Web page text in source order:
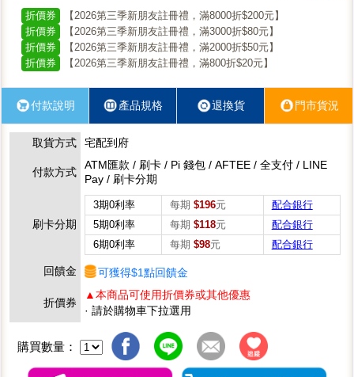
折價券
【2026第三季新朋友註冊禮，滿8000折$200元】
折價券
【2026第三季新朋友註冊禮，滿3000折$80元】
折價券
【2026第三季新朋友註冊禮，滿2000折$50元】
折價券
【2026第三季新朋友註冊禮，滿800折$20元】
付款說明 產品規格 退換貨 門市貨況
取貨方式 宅配到府
付款方式
ATM匯款 / 刷卡 / Pi 錢包 / AFTEE / 全支付 / LINE
Pay / 刷卡分期
刷卡分期
3期0利率 每期 $196元
配合銀行
5期0利率
每期 $118元
配合銀行
6期0利率
每期 $98元 配合銀行
回饋金 可獲得$1點回饋金
折價券
▲本商品可使用折價券或其他優惠
· 請於購物車下拉選用
購買數量：